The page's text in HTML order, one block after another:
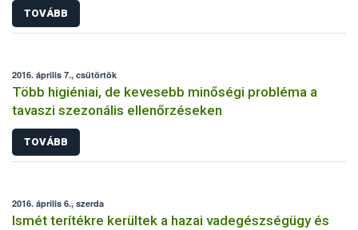
TOVÁBB
2016. április 7., csütörtök
Több higiéniai, de kevesebb minőségi probléma a
tavaszi szezonális ellenőrzéseken
TOVÁBB
2016. április 6., szerda
Ismét terítékre kerültek a hazai vadegészségügy és